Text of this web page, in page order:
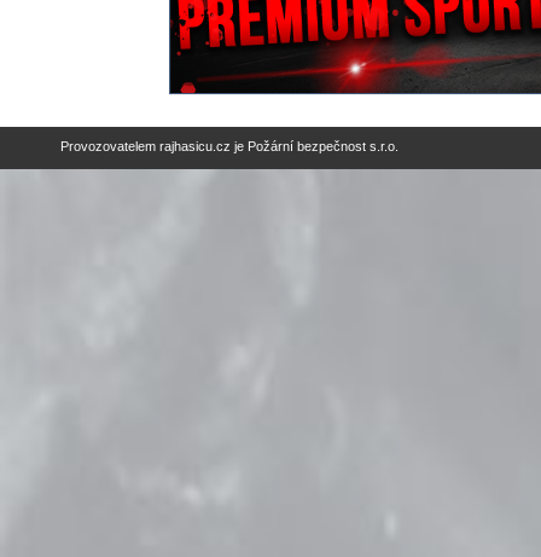
Provozovatelem rajhasicu.cz je Požární bezpečnost s.r.o.